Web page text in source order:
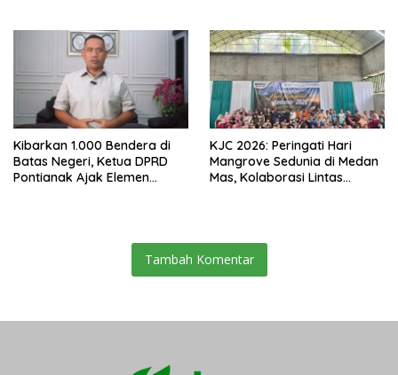
Kibarkan 1.000 Bendera di
Batas Negeri, Ketua DPRD
Pontianak Ajak Elemen
KJC 2026: Peringati Hari
Mangrove Sedunia di Medan
Mas, Kolaborasi Lintas
Tambah Komentar